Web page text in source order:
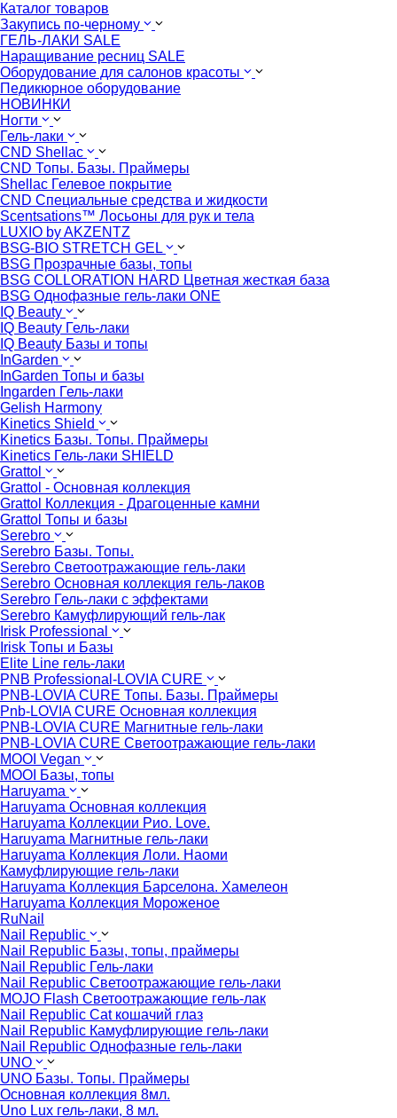
Каталог товаров
Закупись по-черному
ГЕЛЬ-ЛАКИ SALE
Наращивание ресниц SALE
Оборудование для салонов красоты
Педикюрное оборудование
НОВИНКИ
Ногти
Гель-лаки
CND Shellac
CND Топы. Базы. Праймеры
Shellac Гелевое покрытие
CND Специальные средства и жидкости
Scentsations™ Лосьоны для рук и тела
LUXIO by AKZENTZ
BSG-BIO STRETCH GEL
BSG Прозрачные базы, топы
BSG COLLORATION HARD Цветная жесткая база
BSG Однофазные гель-лаки ONE
IQ Beauty
IQ Beauty Гель-лаки
IQ Beauty Базы и топы
InGarden
InGarden Топы и базы
Ingarden Гель-лаки
Gelish Harmony
Kinetics Shield
Kinetics Базы. Топы. Праймеры
Kinetics Гель-лаки SHIELD
Grattol
Grattol - Oснoвнaя коллекция
Grattol Коллекция - Драгоценные камни
Grattol Топы и базы
Serebro
Serebro Базы. Топы.
Serebro Светоотражающие гель-лаки
Serebro Основная коллекция гель-лаков
Serebro Гель-лаки с эффектами
Serebro Камуфлирующий гель-лак
Irisk Professional
Irisk Топы и Базы
Elite Line гель-лаки
PNB Professional-LOVIA CURE
PNB-LOVIA CURE Топы. Базы. Праймеры
Pnb-LOVIA CURE Основная коллекция
PNB-LOVIA CURE Магнитные гель-лаки
PNB-LOVIA CURE Cветоотражающие гель-лаки
MOOI Vegan
MOOI Базы, топы
Haruyama
Haruyama Основная коллекция
Haruyama Коллекции Рио. Love.
Haruyama Магнитные гель-лаки
Haruyama Коллекция Лоли. Наоми
Камуфлирующие гель-лаки
Haruyama Коллекция Барселона. Хамелеон
Haruyama Коллекция Мороженое
RuNail
Nail Republic
Nail Republic Базы, топы, праймеры
Nail Republic Гель-лаки
Nail Republic Светоотражающие гель-лаки
MOJO Flash Светоотражающие гель-лак
Nail Republic Cat кошачий глаз
Nail Republic Камуфлирующие гель-лаки
Nail Republic Однофазные гель-лаки
UNO
UNO Базы. Топы. Праймеры
Основная коллекция 8мл.
Uno Lux гель-лаки, 8 мл.